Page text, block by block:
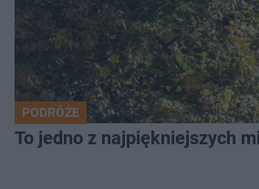
PODRÓŻE
To jedno z najpiękniejszych